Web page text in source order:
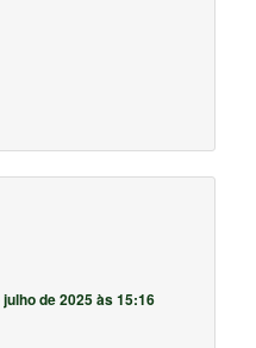
julho de 2025 às 15:16